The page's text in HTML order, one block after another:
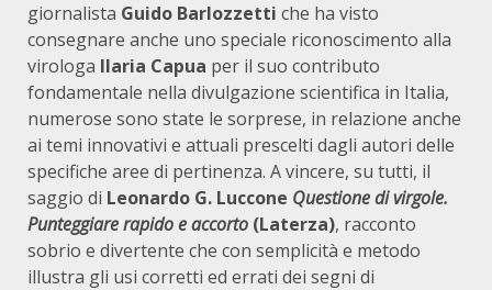
giornalista Guido Barlozzetti che ha visto
consegnare anche uno speciale riconoscimento alla
virologa Ilaria Capua per il suo contributo
fondamentale nella divulgazione scientifica in Italia,
numerose sono state le sorprese, in relazione anche
ai temi innovativi e attuali prescelti dagli autori delle
specifiche aree di pertinenza. A vincere, su tutti, il
saggio di Leonardo G. Luccone Questione di virgole.
Punteggiare rapido e accorto (Laterza), racconto
sobrio e divertente che con semplicità e metodo
illustra gli usi corretti ed errati dei segni di